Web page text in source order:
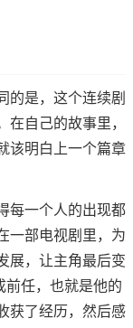
的是，这个连续剧
自己的故事里，
该明白上一个篇章
每一个人的出现都
一部电视剧里，为
展，让主角最后变
前任，也就是他的
获了经历，然后感